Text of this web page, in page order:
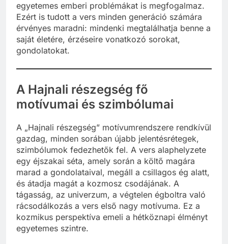
egyetemes emberi problémákat is megfogalmaz.
Ezért is tudott a vers minden generáció számára
érvényes maradni: mindenki megtalálhatja benne a
saját életére, érzéseire vonatkozó sorokat,
gondolatokat.
A Hajnali részegség fő
motívumai és szimbólumai
A „Hajnali részegség” motívumrendszere rendkívül
gazdag, minden sorában újabb jelentésrétegek,
szimbólumok fedezhetők fel. A vers alaphelyzete
egy éjszakai séta, amely során a költő magára
marad a gondolataival, megáll a csillagos ég alatt,
és átadja magát a kozmosz csodájának. A
tágasság, az univerzum, a végtelen égboltra való
rácsodálkozás a vers első nagy motívuma. Ez a
kozmikus perspektíva emeli a hétköznapi élményt
egyetemes szintre.